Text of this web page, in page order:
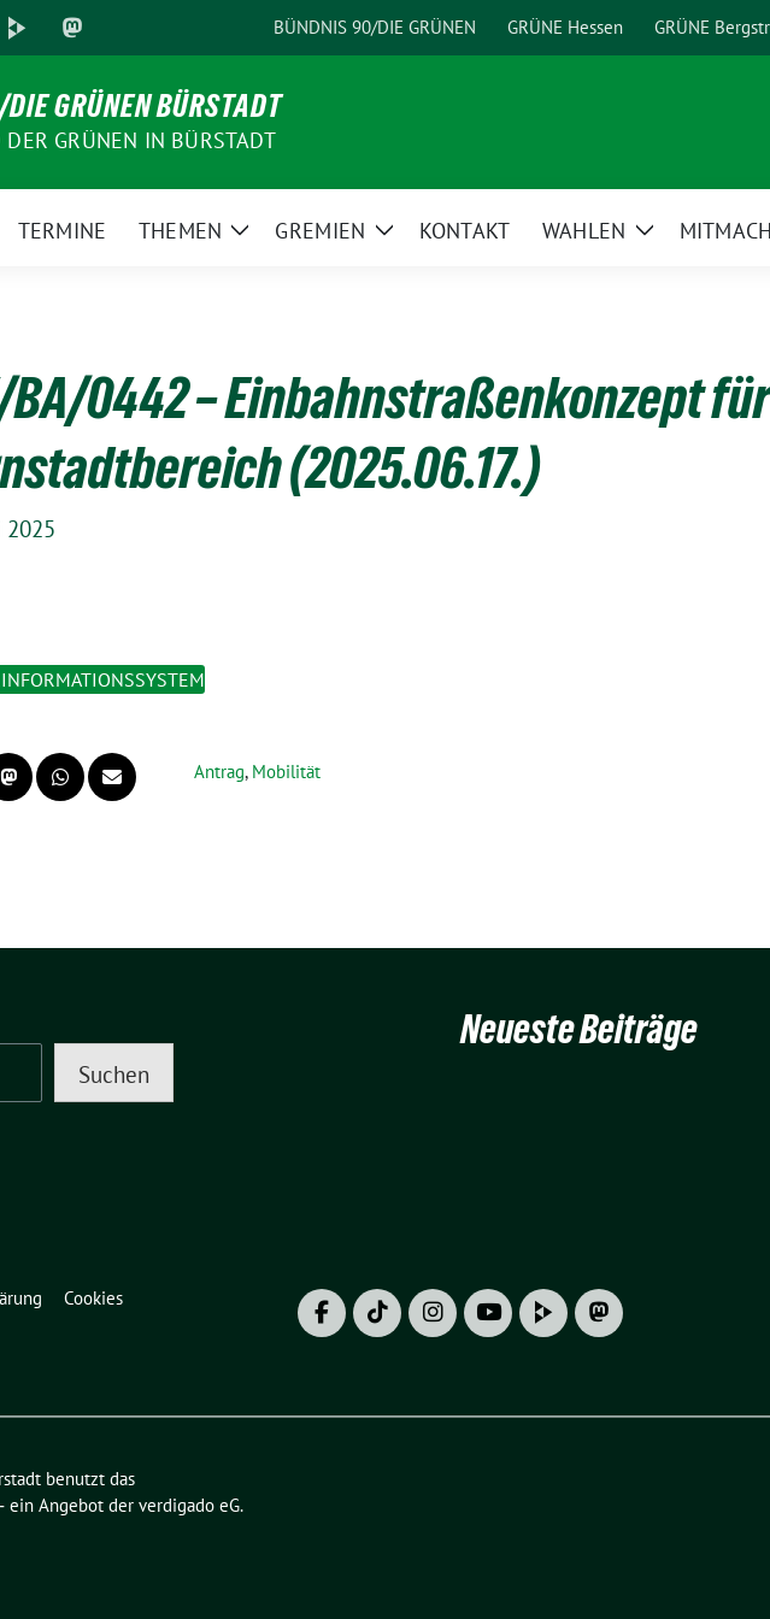
BÜNDNIS 90/DIE GRÜNEN GRÜNE Hessen GRÜNE
GRÜNEN BÜRSTADT
DER GRÜNEN IN BÜRSTADT
TERMINE THEMEN
ZeigeGREMIEN
ZeigeKONTAKT WAHLEN
Zeige
BA/0442 – Einbahnstraßenkonzept
(2025.06.17.)
2025
Antrag, Mobilität
Suchen
Neueste Beiträge
Cookies
benutzt das
‐ ein Angebot der verdigado eG.